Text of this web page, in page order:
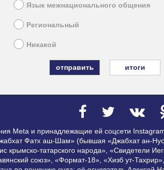
Язык межнационального общения
Региональный
Никакой
итоги
Meta и принадлежащие ей соцсети
Фатх аш-Шам» (бывшая «Джабхат ан-
татарского народа», «Свидетели
союз», «Формат-18», «Хизб ут-